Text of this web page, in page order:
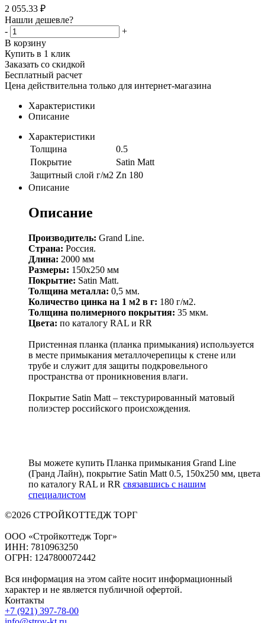
2 055.33 ₽
Нашли дешевле?
-
+
В корзину
Купить в 1 клик
Заказать со скидкой
Бесплатный расчет
Цена действительна только для интернет-магазина
Характеристики
Описание
Характеристики
Толщина
0.5
Покрытие
Satin Matt
Защитный слой г/м2 Zn 180
Описание
Описание
Производитель: Grand Line.
Страна: Россия.
Длина: 2000 мм
Размеры: 150х250 мм
Покрытие: Satin Matt.
Толщина металла: 0,5 мм.
Количество цинка на 1 м2 в г: 180 г/м2.
Толщина полимерного покрытия: 35 мкм.
Цвета: по каталогу RAL и RR
Пристенная планка (планка примыкания) используется
в месте примыкания металлочерепицы к стене или
трубе и служит для защиты подкровельного
пространства от проникновения влаги.
Покрытие Satin Matt – текстурированный матовый
полиэстер российского происхождения.
Вы можете купить Планка примыкания Grand Line
(Гранд Лайн), покрытие Satin Matt 0.5, 150х250 мм, цвета
по каталогу RAL и RR связавшись с нашим
специалистом
©2026 СТРОЙКОТТЕДЖ ТОРГ
ООО «Стройкоттедж Торг»
ИНН: 7810963250
ОГРН: 1247800072442
Вся информация на этом сайте носит информационный
характер и не является публичной офертой.
Контакты
+7 (921) 397-78-00